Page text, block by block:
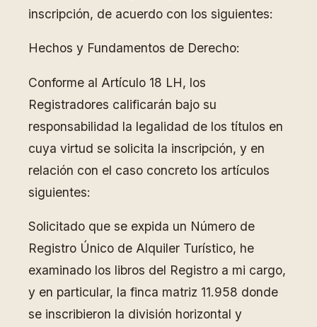
inscripción, de acuerdo con los siguientes:
Hechos y Fundamentos de Derecho:
Conforme al Artículo 18 LH, los
Registradores calificarán bajo su
responsabilidad la legalidad de los títulos en
cuya virtud se solicita la inscripción, y en
relación con el caso concreto los artículos
siguientes:
Solicitado que se expida un Número de
Registro Único de Alquiler Turístico, he
examinado los libros del Registro a mi cargo,
y en particular, la finca matriz 11.958 donde
se inscribieron la división horizontal y